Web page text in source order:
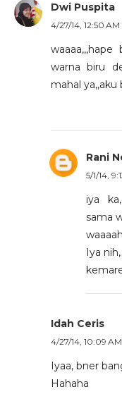
Dwi Puspita
4/27/14, 12:50 AM
warna biru
mahal ya,,aku
Rani
5/1/14,
iya
sama
Iya
Idah Ceris
4/27/14, 10:09 AM
Iyaa, bner
Hahaha